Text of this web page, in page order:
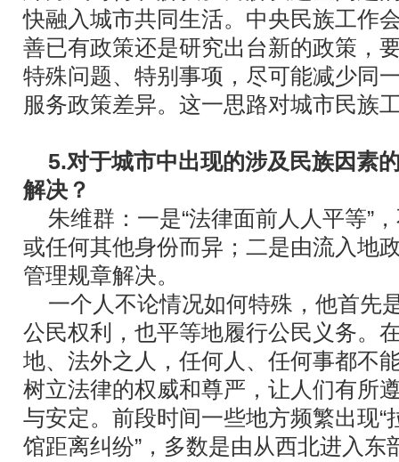
快融入城市共同生活。中央民族工作
善已有政策还是研究出台新的政策，
特殊问题、特别事项，尽可能减少同
服务政策差异。这一思路对城市民族
5.对于城市中出现的涉及民族因素
解决？
朱维群：一是“法律面前人人平等”
或任何其他身份而异；二是由流入地
管理规章解决。
一个人不论情况如何特殊，他首先
公民权利，也平等地履行公民义务。
地、法外之人，任何人、任何事都不
树立法律的权威和尊严，让人们有所
与安定。前段时间一些地方频繁出现“
馆距离纠纷”，多数是由从西北进入东